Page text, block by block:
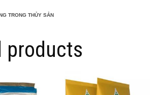
TRONG THỦY SẢN
products